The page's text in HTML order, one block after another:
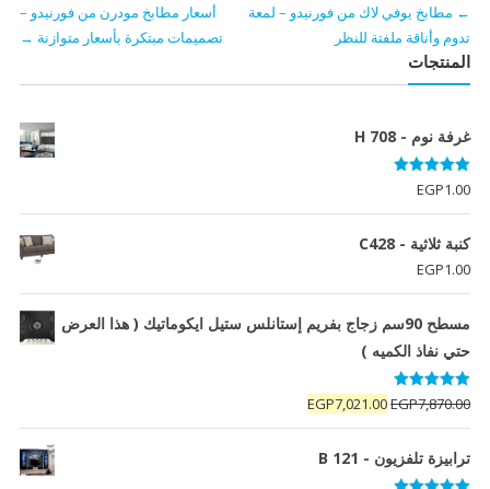
← مطابخ يوفي لاك من فورنيدو – لمعة
تدوم وأناقة ملفتة للنظر
أسعار مطابخ مودرن من فورنيدو –
تصميمات مبتكرة بأسعار متوازنة →
المنتجات
غرفة نوم - H 708
تم التقييم
5.00
من 5
EGP1.00
كنبة ثلاثية - C428
EGP1.00
مسطح 90سم زجاج بفريم إستانلس ستيل ايكوماتيك ( هذا العرض
حتي نفاذ الكميه )
تم التقييم
5.00 من 5EGP7,870.00
السعر
الأصلي
هو:
EGP7,021.00
السعر
الحالي
ترابيزة تلفزيون - B 121